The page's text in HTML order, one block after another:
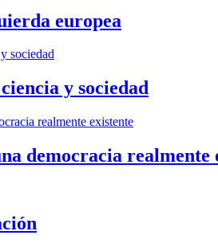
europea
y sociedad
democracia realmente